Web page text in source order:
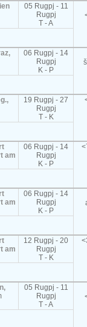
05 Rugpj - 11
Rugpj
T - A
06 Rugpj - 14
Rugpj
K - P
19 Rugpj - 27
Rugpj
T - K
am
06 Rugpj - 14
Rugpj
K - P
am
06 Rugpj - 14
Rugpj
K - P
am
12 Rugpj - 20
Rugpj
T - K
05 Rugpj - 11
Rugpj
T - A